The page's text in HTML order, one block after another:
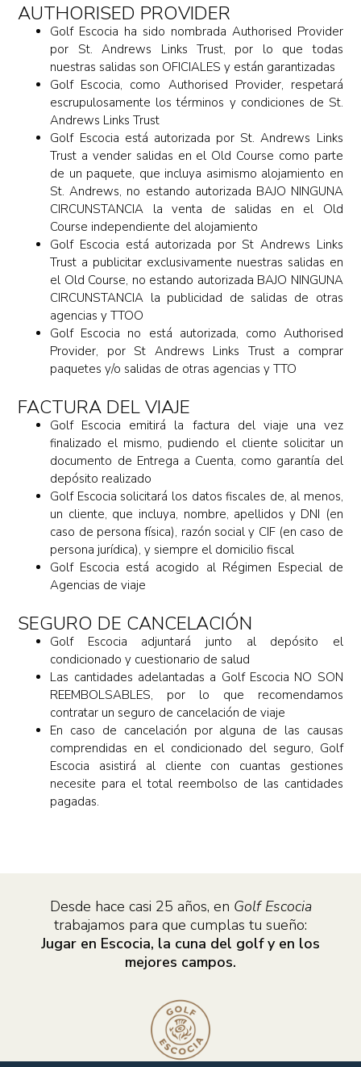
AUTHORISED PROVIDER
Golf Escocia ha sido nombrada Authorised Provider
por St. Andrews Links Trust, por lo que todas
nuestras salidas son OFICIALES y están garantizadas
Golf Escocia, como Authorised Provider, respetará
escrupulosamente los términos y condiciones de St.
Andrews Links Trust
Golf Escocia está autorizada por St. Andrews Links
Trust a vender salidas en el Old Course como parte
de un paquete, que incluya asimismo alojamiento en
St. Andrews, no estando autorizada BAJO NINGUNA
CIRCUNSTANCIA la venta de salidas en el Old
Course independiente del alojamiento
Golf Escocia está autorizada por St Andrews Links
Trust a publicitar exclusivamente nuestras salidas en
el Old Course, no estando autorizada BAJO NINGUNA
CIRCUNSTANCIA la publicidad de salidas de otras
agencias y TTOO
Golf Escocia no está autorizada, como Authorised
Provider, por St Andrews Links Trust a comprar
paquetes y/o salidas de otras agencias y TTO
FACTURA DEL VIAJE
Golf Escocia emitirá la factura del viaje una vez
finalizado el mismo, pudiendo el cliente solicitar un
documento de Entrega a Cuenta, como garantía del
depósito realizado
Golf Escocia solicitará los datos fiscales de, al menos,
un cliente, que incluya, nombre, apellidos y DNI (en
caso de persona física), razón social y CIF (en caso de
persona jurídica), y siempre el domicilio fiscal
Golf Escocia está acogido al Régimen Especial de
Agencias de viaje
SEGURO DE CANCELACIÓN
Golf Escocia adjuntará junto al depósito el
condicionado y cuestionario de salud
Las cantidades adelantadas a Golf Escocia NO SON
REEMBOLSABLES, por lo que recomendamos
contratar un seguro de cancelación de viaje
En caso de cancelación por alguna de las causas
comprendidas en el condicionado del seguro, Golf
Escocia asistirá al cliente con cuantas gestiones
necesite para el total reembolso de las cantidades
pagadas.
Desde hace casi 25 años, en Golf Escocia
trabajamos para que cumplas tu sueño:
Jugar en Escocia, la cuna del golf y en los
mejores campos.